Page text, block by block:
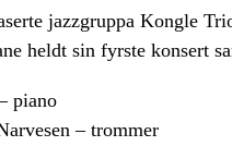
jazzgruppa Kongle
heldt sin fyrste konsert
piano
– trommer